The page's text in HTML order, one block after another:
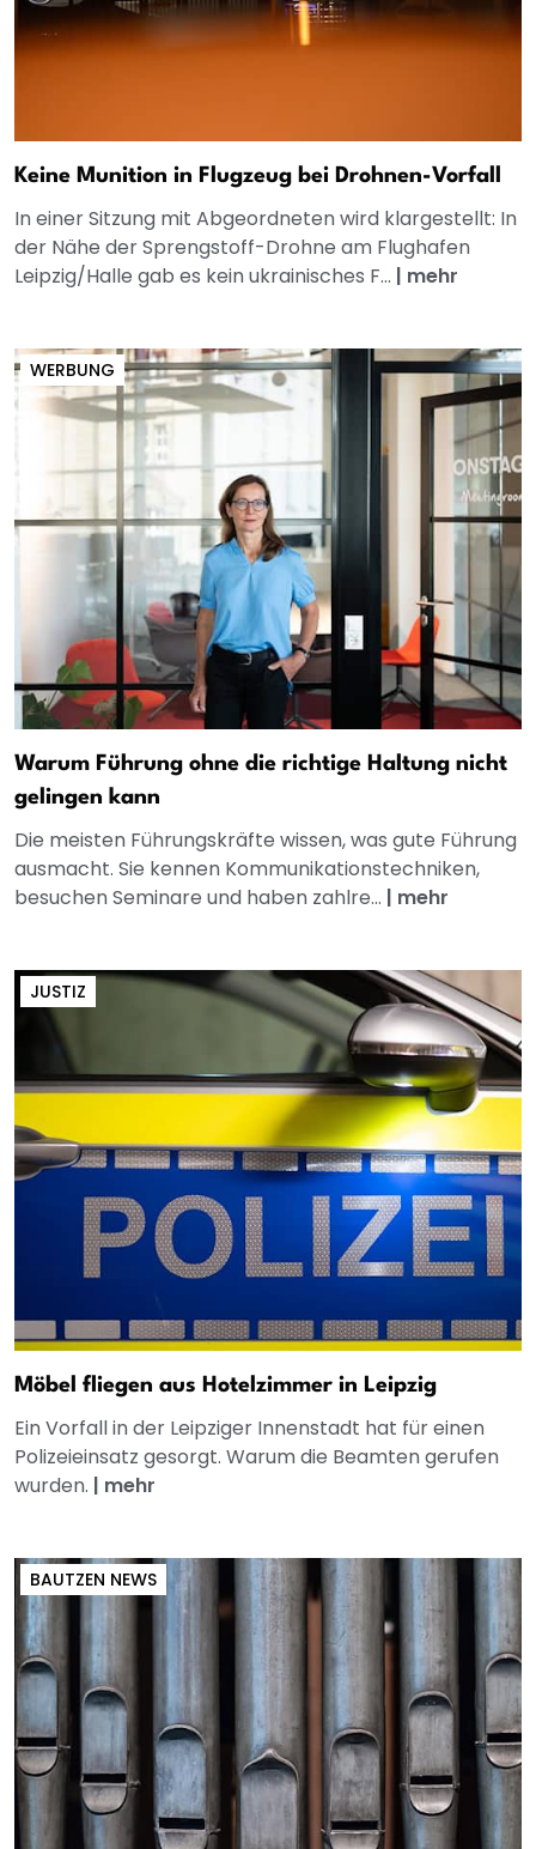
Keine Munition in Flugzeug bei Drohnen-Vorfall
In einer Sitzung mit Abgeordneten wird klargestellt: In
der Nähe der Sprengstoff-Drohne am Flughafen
Leipzig/Halle gab es kein ukrainisches F... | mehr
WERBUNG
Warum Führung ohne die richtige Haltung nicht
gelingen kann
Die meisten Führungskräfte wissen, was gute Führung
ausmacht. Sie kennen Kommunikationstechniken,
besuchen Seminare und haben zahlre... | mehr
JUSTIZ
Möbel fliegen aus Hotelzimmer in Leipzig
Ein Vorfall in der Leipziger Innenstadt hat für einen
Polizeieinsatz gesorgt. Warum die Beamten gerufen
wurden. | mehr
BAUTZEN NEWS